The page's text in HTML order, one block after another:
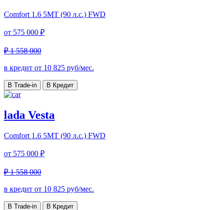
Comfort 1.6 5MT (90 л.с.) FWD
от 575 000 ₽
₽ 1 558 000
в кредит от 10 825 руб/мес.
В Trade-in В Кредит
lada Vesta
Comfort 1.6 5MT (90 л.с.) FWD
от 575 000 ₽
₽ 1 558 000
в кредит от 10 825 руб/мес.
В Trade-in В Кредит